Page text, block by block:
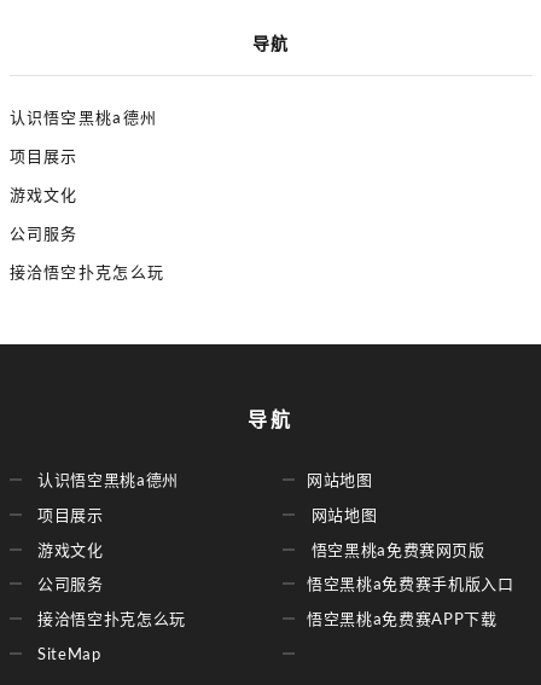
导航
认识悟空黑桃a德州
项目展示
游戏文化
公司服务
接洽悟空扑克怎么玩
导航
认识悟空黑桃a德州
项目展示
游戏文化
公司服务
接洽悟空扑克怎么玩
SiteMap
网站地图
网站地图
悟空黑桃a免费赛网页版
悟空黑桃a免费赛手机版入口
悟空黑桃a免费赛APP下载